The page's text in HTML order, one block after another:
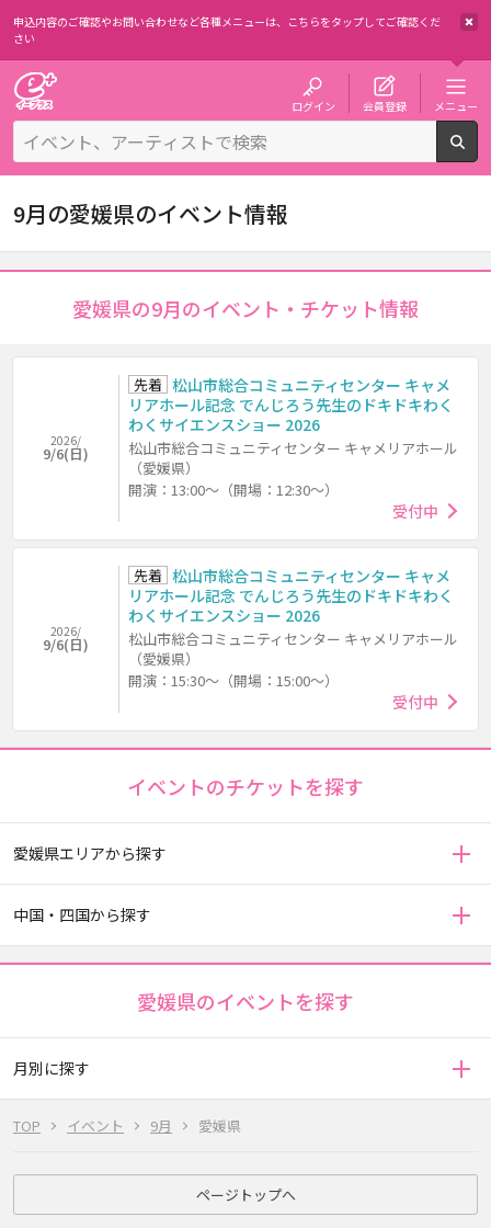
申込内容のご確認やお問い合わせなど各種メニューは、 こちらをタップしてご確認くだ
さい
ログイン 会員登録 メニュー
TOP イベント 9月 愛媛県
9月の愛媛県のイベント情報
愛媛県の9月のイベント・チケット情報
2026/
9/6(日)
先着 松山市総合コミュニティセンター キャメ
リアホール記念 でんじろう先生のドキドキわく
わくサイエンスショー 2026
松山市総合コミュニティセンター キャメリアホール
（愛媛県）
開演：13:00～（開場：12:30～）
受付中
2026/
9/6(日)
先着 松山市総合コミュニティセンター キャメ
リアホール記念 でんじろう先生のドキドキわく
わくサイエンスショー 2026
松山市総合コミュニティセンター キャメリアホール
（愛媛県）
開演：15:30～（開場：15:00～）
受付中
イベントのチケットを探す
愛媛県エリアから探す
中国・四国から探す
愛媛県のイベントを探す
月別に探す
ページトップへ